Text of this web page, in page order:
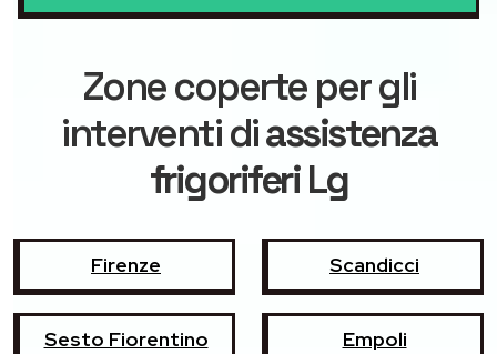
Zone coperte per gli
interventi diassistenza
frigoriferi Lg
Firenze Scandicci
Sesto Fiorentino Empoli